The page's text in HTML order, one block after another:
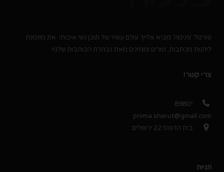
פורטל 'פנימה' מביא אלייך עולם עשיר של תוכן נשי איכותי. את מוזמנת
ליהנות מכתבות, טורים ומגזינים מאת נבחרת הכותבות שלנו!
צרי קשר!
*8980
pnima.sherut@gmail.com
בית הדפוס 22 ירושלים
תגיות